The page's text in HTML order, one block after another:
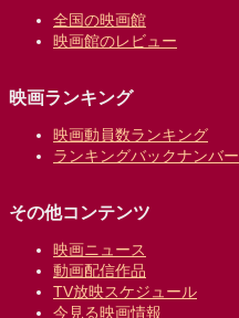
全国の映画館
映画館のレビュー
映画ランキング
映画動員数ランキング
ランキングバックナンバー
その他コンテンツ
映画ニュース
動画配信作品
TV放映スケジュール
今見る映画情報